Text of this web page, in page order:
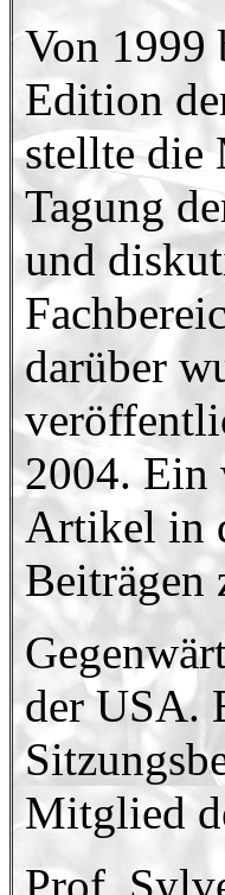
Von 1999
Edition
stellte die
Tagung
und
darüber
2004. Ein
Artikel in
Beiträgen
der USA.
Mitglied
Prof.